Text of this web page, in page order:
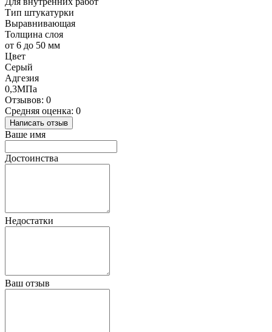
Тип штукатурки
Выравнивающая
Толщина слоя
от 6 до 50 мм
Цвет
Серый
Адгезия
0,3МПа
Отзывов: 0
Средняя оценка: 0
Написать отзыв
Ваше имя
Достоинства
Недостатки
Ваш отзыв